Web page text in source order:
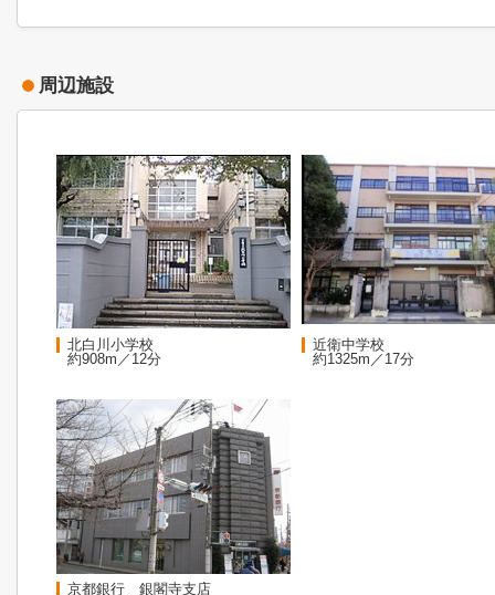
周辺施設
北白川小学校
約908m／12分
近衛中学校
約1325m／17分
京都銀行 銀閣寺支店